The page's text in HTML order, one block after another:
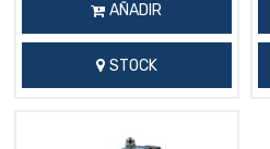
AÑADIR
STOCK